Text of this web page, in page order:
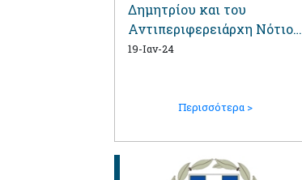
Δημητρίου και του
Αντιπεριφερειάρχη Νότιου
Τομέα
19-Ιαν-24
Περισσότερα >